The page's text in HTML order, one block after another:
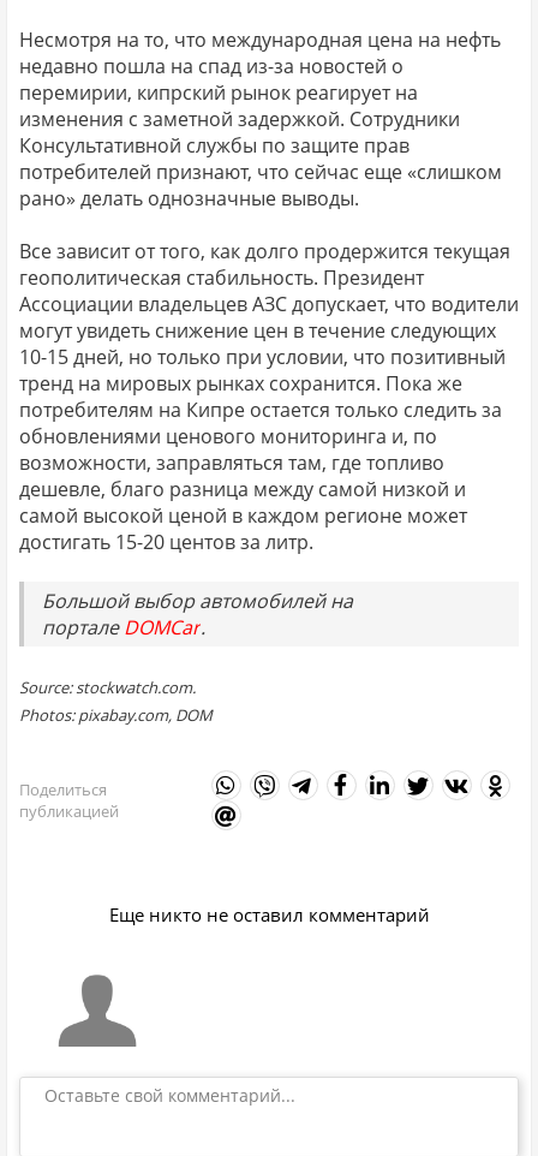
Несмотря на то, что международная цена на нефть
недавно пошла на спад из-за новостей о
перемирии, кипрский рынок реагирует на
изменения с заметной задержкой. Сотрудники
Консультативной службы по защите прав
потребителей признают, что сейчас еще «слишком
рано» делать однозначные выводы.
Все зависит от того, как долго продержится текущая
геополитическая стабильность. Президент
Ассоциации владельцев АЗС допускает, что водители
могут увидеть снижение цен в течение следующих
10-15 дней, но только при условии, что позитивный
тренд на мировых рынках сохранится. Пока же
потребителям на Кипре остается только следить за
обновлениями ценового мониторинга и, по
возможности, заправляться там, где топливо
дешевле, благо разница между самой низкой и
самой высокой ценой в каждом регионе может
достигать 15-20 центов за литр.
Большой выбор автомобилей на
порталеDOMCar.
Source: stockwatch.com.
Photos: pixabay.com, DOM
Поделиться
публикацией
Еще никто не оставил комментарий
Оставьте свой комментарий...